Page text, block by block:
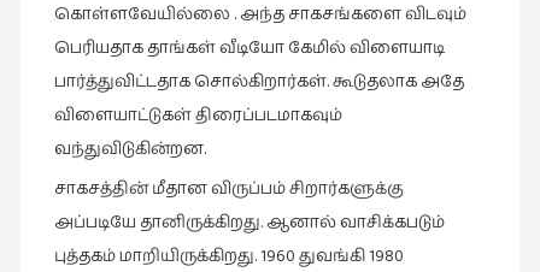
கொள்ளவேயில்லை . அந்த சாகசங்களை விடவும்
பெரியதாக தாங்கள் வீடியோ கேமில் விளையாடி
பார்த்துவிட்டதாக சொல்கிறார்கள். கூடுதலாக அதே
விளையாட்டுகள் திரைப்படமாகவும்
வந்துவிடுகின்றன.
சாகசத்தின் மீதான விருப்பம் சிறார்களுக்கு
அப்படியே தானிருக்கிறது. ஆனால் வாசிக்கபடும்
புத்தகம் மாறியிருக்கிறது. 1960 துவங்கி 1980